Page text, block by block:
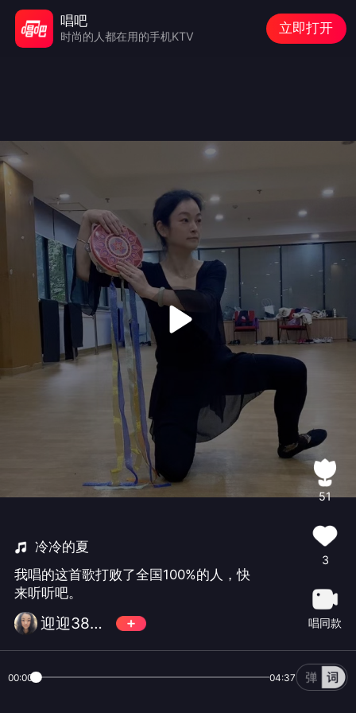
冷冷的夏
我唱的这首歌打败了全国100%的人，快
来听听吧。
迎迎386622
51
3
唱同款
00:00 04:37
唱吧
时尚的人都在用的手机KTV
立即打开